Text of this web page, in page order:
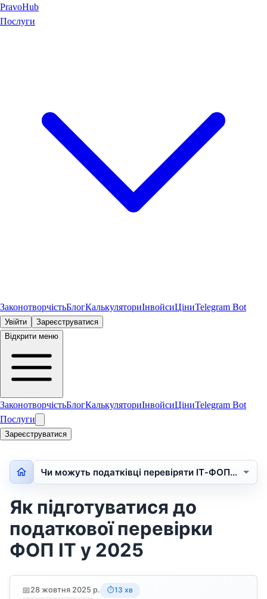
PravoHub
Послуги
ЗаконотворчістьБлогКалькуляториІнвойсиЦіниTelegram Bot
Увійти
Зареєструватися
Відкрити меню
ЗаконотворчістьБлогКалькуляториІнвойсиЦіниTelegram Bot
Послуги
Зареєструватися
Чи можуть податківці перевіряти ІТ‑ФОПи у …
Як підготуватися до
податкової перевірки
ФОП ІТ у 2025
📅28 жовтня 2025 р. ⏱️13 хв